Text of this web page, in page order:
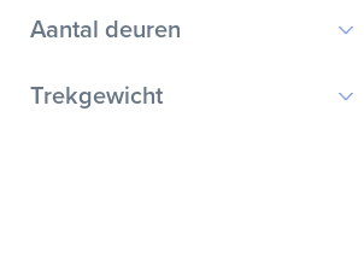
Elektrisch
Hybride benzine
Bestelauto
Chassis cabine
Aantal deuren
Trekgewicht